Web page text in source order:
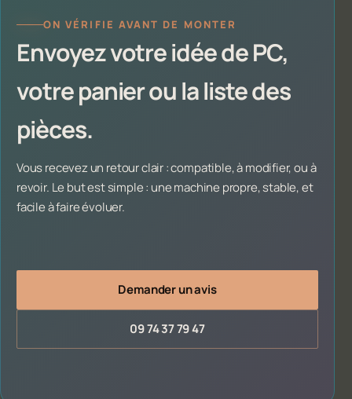
ON VÉRIFIE AVANT DE MONTER
Envoyez votre idée de PC,
votre panier ou la liste des
pièces.
Vous recevez un retour clair : compatible, à modifier, ou à
revoir. Le but est simple : une machine propre, stable, et
facile à faire évoluer.
Demander un avis
09 74 37 79 47